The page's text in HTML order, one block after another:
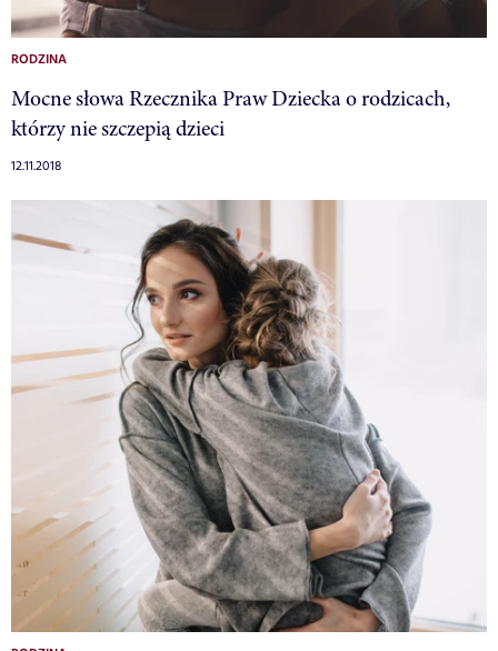
RODZINA
Mocne słowa Rzecznika Praw Dziecka o rodzicach,
którzy nie szczepią dzieci
12.11.2018